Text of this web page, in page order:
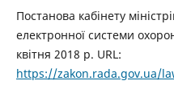
Постанова кабінету
електронної системи
квітня 2018 р. URL:
https://zakon.rada.gov.ua/